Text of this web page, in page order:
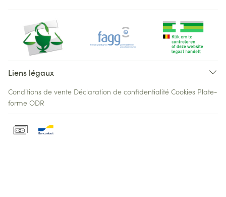
Liens légaux
Conditions de vente Déclaration de confidentialité Cookies Plate-
forme ODR